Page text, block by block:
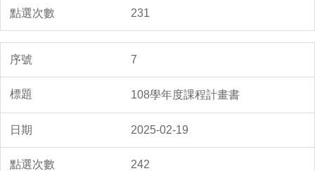
231
7
108學年度課程計畫書
2025-02-19
242